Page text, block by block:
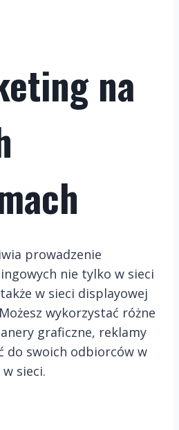
na
prowadzenie
nie tylko w sieci
w sieci displayowej
wykorzystać różne
graficzne, reklamy
do swoich odbiorców w
sieci.